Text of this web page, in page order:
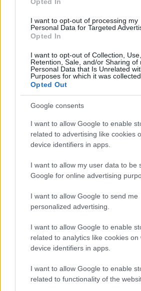
I want to opt-out of processing my
Personal Data for Targeted
Opted In
I want to opt-out of Collection, Use,
Retention, Sale, and/or Sharing of
Personal Data that Is Unrelated
Purposes for which it was collected.
Opted Out
Google consents
I want to allow Google to enable
related to advertising like cookies
device identifiers in apps.
I want to allow my user data to be
Google for online advertising
I want to allow Google to send me
personalized advertising.
I want to allow Google to enable
related to analytics like cookies on
device identifiers in apps.
I want to allow Google to enable
related to functionality of the
ElhunytRadnóti Miklós költő özvegye
sajtóreferense szombaton.
Radnóti és Lorca
2013. 12. 11.|Weiner Sennyey Tibor
Tudom, ez nem szándékos
véletlen szobordöntögetés, mégis
mint a butaság sűrű köde.